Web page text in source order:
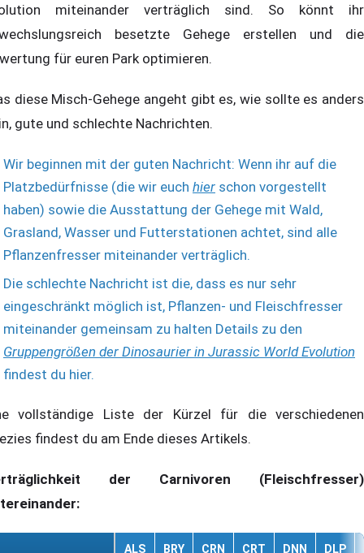
miteinander verträglich sind. So könnt ihr
besetzte Gehege erstellen und die
für euren Park optimieren.
diese Misch-Gehege angeht gibt es, wie sollte es anders
gute und schlechte Nachrichten.
Wir beginnen mit der guten Nachricht: Wenn ihr auf die
Platzbedürfnisse (die wir euch hier schon vorgestellt
haben) sowie die Ausstattung der Gehege mit Wald,
Grasland, Wasser und Futterstationen achtet, sind alle
Pflanzenfresser miteinander verträglich.
Die schlechte Nachricht ist die, dass es nur sehr
eingeschränkt möglich ist, Pflanzen- und Fleischfresser
miteinander gemeinsam zu halten Details zu den
Gruppengrößen der Dinosaurier in Jurassic World Evolution
findest du hier.
vollständige Liste der Kürzel für die verschiedenen
findest du am Ende dieses Artikels.
der Carnivoren (Fleischfresser)
ALS BRY CRN CRT DNN DLP